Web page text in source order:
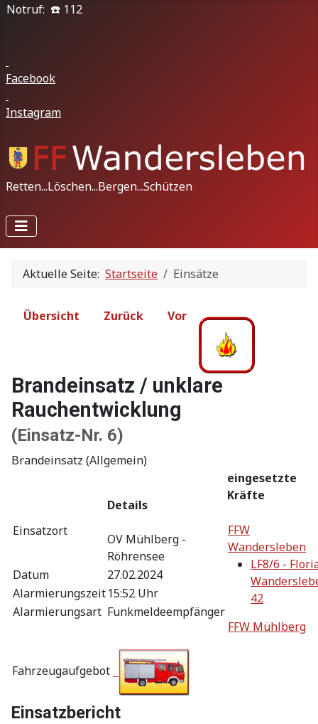
Notruf: ☎️ 112
Facebook
Instagram
Retten...Löschen...Bergen...Schützen
Aktuelle Seite: Startseite Einsätze
Übersicht Zurück Vor
Brandeinsatz / unklare
Rauchentwicklung
(Einsatz-Nr. 6)
Brandeinsatz (Allgemein)
Einsatzort
Details
OV Mühlberg -
Röhrensee
Datum
27.02.2024
Alarmierungszeit15:52 Uhr
Alarmierungsart Funkmeldeempfänger
eingesetzte
Kräfte
FFW
Wandersleben
LF8/6 -
42
FFW Mühlberg
Fahrzeugaufgebot
Einsatzbericht